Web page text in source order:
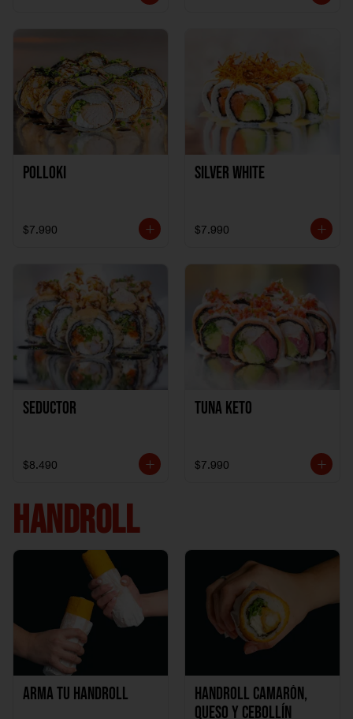
Polloki
$7.990
SILVER WHITE
$7.990
Seductor
$8.490
TUNA KETO
$7.990
HANDROLL
Arma tu handroll
Handroll Camarón,
Queso y Cebollín